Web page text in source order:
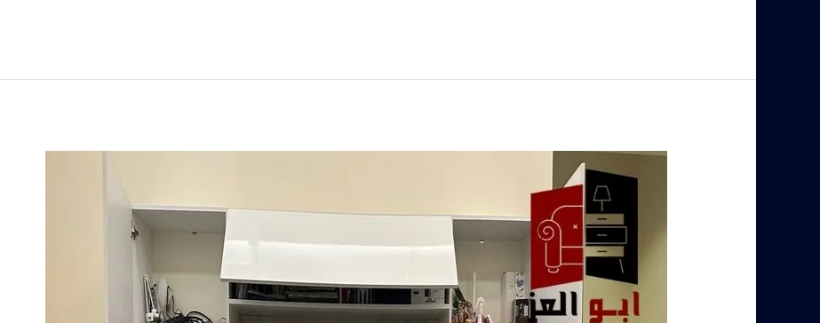
كهربائيه
بالرياض
0560485279